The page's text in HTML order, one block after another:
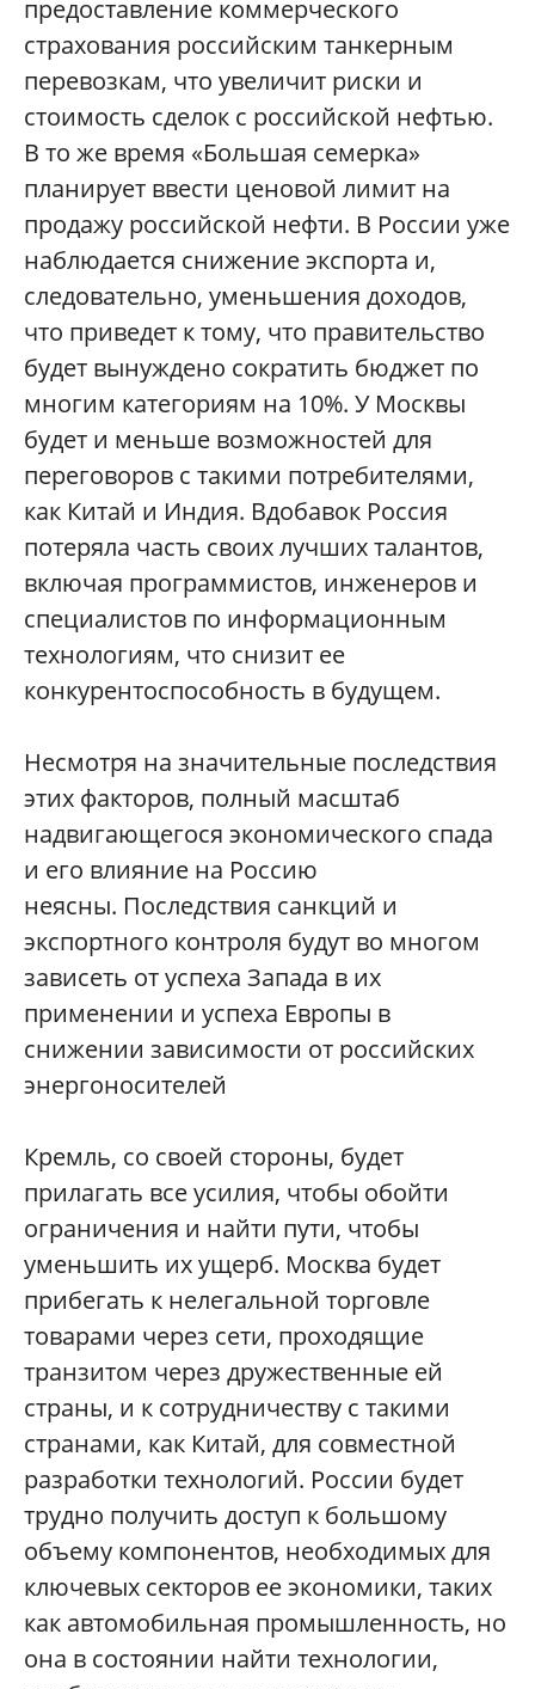
предоставление коммерческого
страхования российским танкерным
перевозкам, что увеличит риски и
стоимость сделок с российской нефтью.
В то же время «Большая семерка»
планирует ввести ценовой лимит на
продажу российской нефти. В России уже
наблюдается снижение экспорта и,
следовательно, уменьшения доходов,
что приведет к тому, что правительство
будет вынуждено сократить бюджет по
многим категориям на 10%. У Москвы
будет и меньше возможностей для
переговоров с такими потребителями,
как Китай и Индия. Вдобавок Россия
потеряла часть своих лучших талантов,
включая программистов, инженеров и
специалистов по информационным
технологиям, что снизит ее
конкурентоспособность в будущем.
Несмотря на значительные последствия
этих факторов, полный масштаб
надвигающегося экономического спада
и его влияние на Россию
неясны. Последствия санкций и
экспортного контроля будут во многом
зависеть от успеха Запада в их
применении и успеха Европы в
снижении зависимости от российских
энергоносителей
Кремль, со своей стороны, будет
прилагать все усилия, чтобы обойти
ограничения и найти пути, чтобы
уменьшить их ущерб. Москва будет
прибегать к нелегальной торговле
товарами через сети, проходящие
транзитом через дружественные ей
страны, и к сотрудничеству с такими
странами, как Китай, для совместной
разработки технологий. России будет
трудно получить доступ к большому
объему компонентов, необходимых для
ключевых секторов ее экономики, таких
как автомобильная промышленность, но
она в состоянии найти технологии,